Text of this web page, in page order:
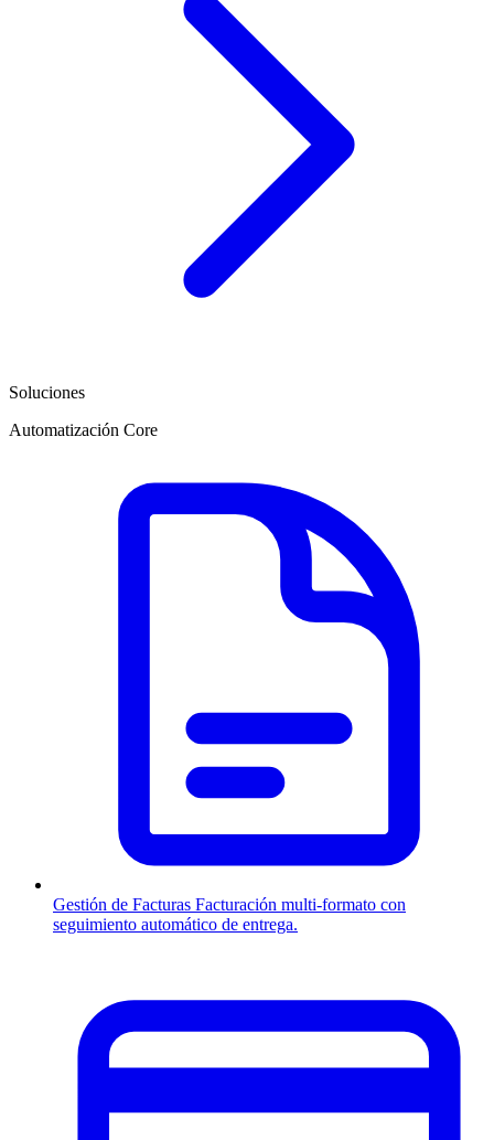
Soluciones
Automatización Core
Gestión de Facturas Facturación multi-formato con
seguimiento automático de entrega.